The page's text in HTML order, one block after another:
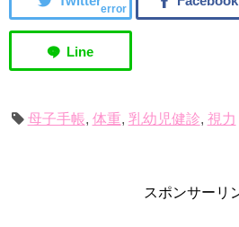
error
母子手帳, 体重, 乳幼児健診, 視力
スポンサーリ